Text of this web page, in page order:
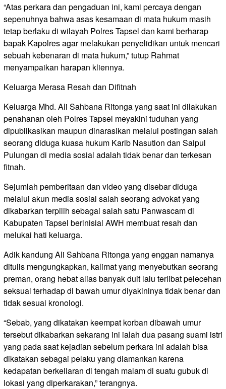
“Atas perkara dan pengaduan ini, kami percaya dengan
sepenuhnya bahwa asas kesamaan di mata hukum masih
tetap berlaku di wilayah Polres Tapsel dan kami berharap
bapak Kapolres agar melakukan penyelidikan untuk mencari
sebuah kebenaran di mata hukum,” tutup Rahmat
menyampaikan harapan kliennya.
Keluarga Merasa Resah dan Difitnah
Keluarga Mhd. Ali Sahbana Ritonga yang saat ini dilakukan
penahanan oleh Polres Tapsel meyakini tuduhan yang
dipublikasikan maupun dinarasikan melalui postingan salah
seorang diduga kuasa hukum Karib Nasution dan Saipul
Pulungan di media sosial adalah tidak benar dan terkesan
fitnah.
Sejumlah pemberitaan dan video yang disebar diduga
melalui akun media sosial salah seorang advokat yang
dikabarkan terpilih sebagai salah satu Panwascam di
Kabupaten Tapsel berinisial AWH membuat resah dan
melukai hati keluarga.
Adik kandung Ali Sahbana Ritonga yang enggan namanya
ditulis mengungkapkan, kalimat yang menyebutkan seorang
preman, orang hebat alias banyak duit lalu terlibat pelecehan
seksual terhadap di bawah umur diyakininya tidak benar dan
tidak sesuai kronologi.
“Sebab, yang dikatakan keempat korban dibawah umur
tersebut dikabarkan sekarang ini ialah dua pasang suami istri
yang pada saat kejadian sebelum perkara ini adalah bisa
dikatakan sebagai pelaku yang diamankan karena
kedapatan berkeliaran di tengah malam di suatu gubuk di
lokasi yang diperkarakan,” terangnya.